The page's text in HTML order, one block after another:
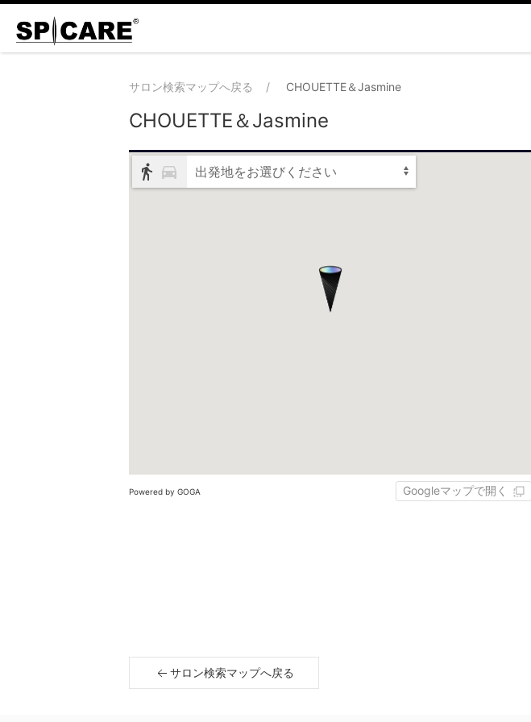
サロン検索マップへ戻る CHOUETTE＆Jasmine
CHOUETTE＆Jasmine
出発地をお選びください
Powered by GOGA Googleマップで開く
サロン検索マップへ戻る